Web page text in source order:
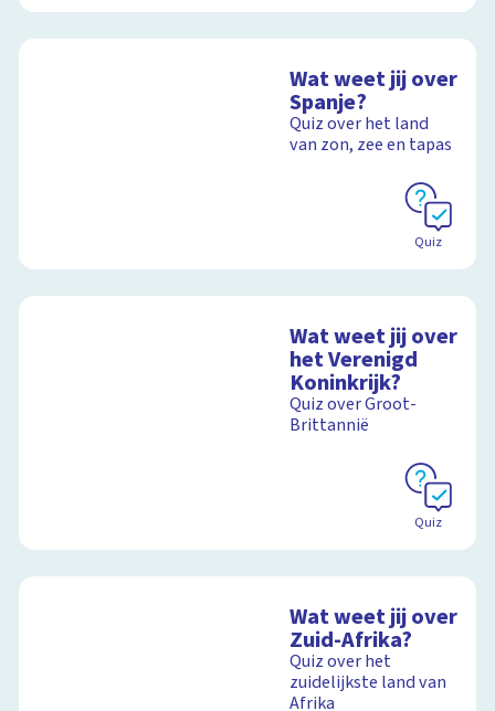
Wat weet jij over
Spanje?
Quiz over het land
van zon, zee en tapas
Quiz
Wat weet jij over
het Verenigd
Koninkrijk?
Quiz over Groot-
Brittannië
Quiz
Wat weet jij over
Zuid-Afrika?
Quiz over het
zuidelijkste land van
Afrika